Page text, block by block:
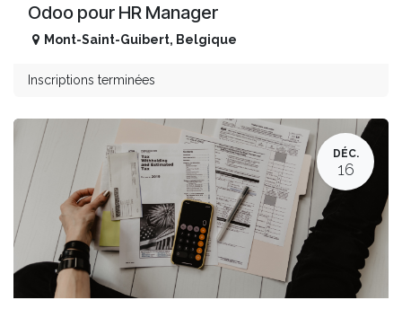
Odoo pour HR Manager
Mont-Saint-Guibert, Belgique
Inscriptions terminées
DÉC.
16